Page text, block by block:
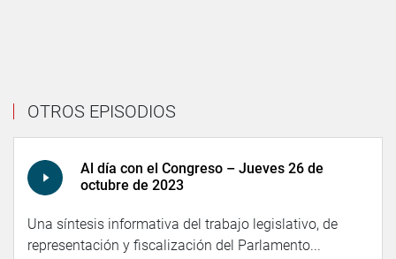
OTROS EPISODIOS
Al día con el Congreso – Jueves 26 de
octubre de 2023
Una síntesis informativa del trabajo legislativo, de
representación y fiscalización del Parlamento...